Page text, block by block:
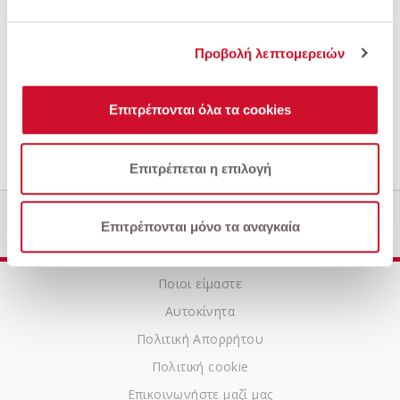
Προβολή λεπτομερειών
Επιτρέπονται όλα τα cookies
Επιτρέπεται η επιλογή
Επιτρέπονται μόνο τα αναγκαία
Υποβολή
Ποιοι είμαστε
Αυτοκίνητα
Πολιτική Απορρήτου
Πολιτική cookie
Επικοινωνήστε μαζί μας